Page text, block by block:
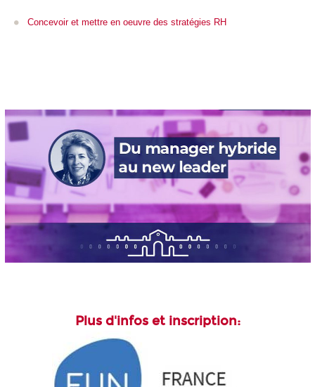
Concevoir et mettre en oeuvre des stratégies RH
Plus d'infos et inscription: